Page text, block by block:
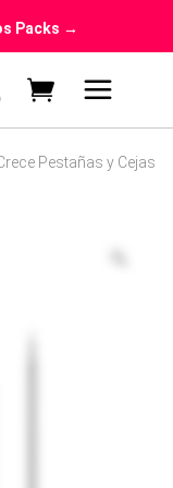
Packs →
Pestañas y Cejas